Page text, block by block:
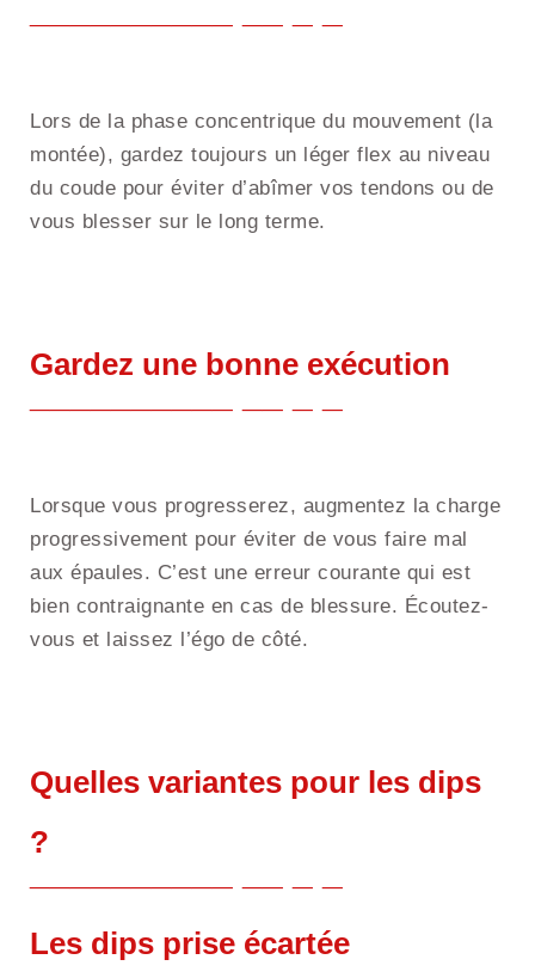
Lors de la phase concentrique du mouvement (la
montée), gardez toujours un léger flex au niveau
du coude pour éviter d’abîmer vos tendons ou de
vous blesser sur le long terme.
Gardez une bonne exécution
Lorsque vous progresserez, augmentez la charge
progressivement pour éviter de vous faire mal
aux épaules. C’est une erreur courante qui est
bien contraignante en cas de blessure. Écoutez-
vous et laissez l’égo de côté.
Quelles variantes pour les dips
?
Les dips prise écartée